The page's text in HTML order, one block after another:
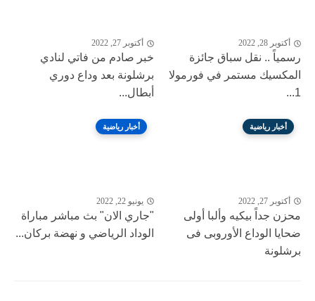
أكتوبر 28, 2022
رسمياً .. نقل سباق جائزة
المكسيك مستمر في فورمولا
1...
أكتوبر 27, 2022
خبر صادم من فاتي لنادي
برشلونة بعد وداع دوري
أبطال...
أخبار رياضية
أكتوبر 27, 2022
محزن جداً بيكيه وألبا أولى
ضحايا الوداع الأوروبى فى
برشلونة
أخبار رياضية
يونيو 22, 2022
"جاري الان" بث مباشر مباراة
الوداد الرياضي و نهضة بركان...